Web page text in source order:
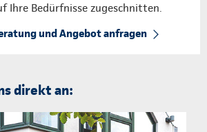
Ihre Bedürfnisse zugeschnitten.
und Angebot anfragen
direkt an: